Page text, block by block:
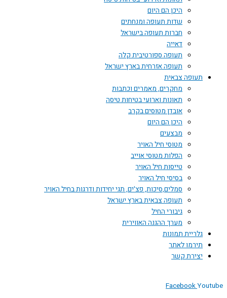
היכן הם היום
שדות תעופה ומנחתים
חברות תעופה בישראל
דאייה
תעופה ספורטיבית קלה
תעופה אזרחית בארץ ישראל
תעופה צבאית
מחקרים, מאמרים וכתבות
תאונות וארועי בטיחות טיסה
אובדן מטוסים בקרב
היכן הם היום
מבצעים
מטוסי חיל האויר
הפלות מטוסי אוייב
טייסות חיל האויר
בסיסי חיל האויר
סמלים,סיכות, פצ'ים, תגי יחידות ודרגות בחיל האויר
תעופה צבאית בארץ ישראל
גיבורי החיל
מערך ההגנה האווירית
גלריית תמונות
תירמו לאתר
יצירת קשר
FacebookYoutube